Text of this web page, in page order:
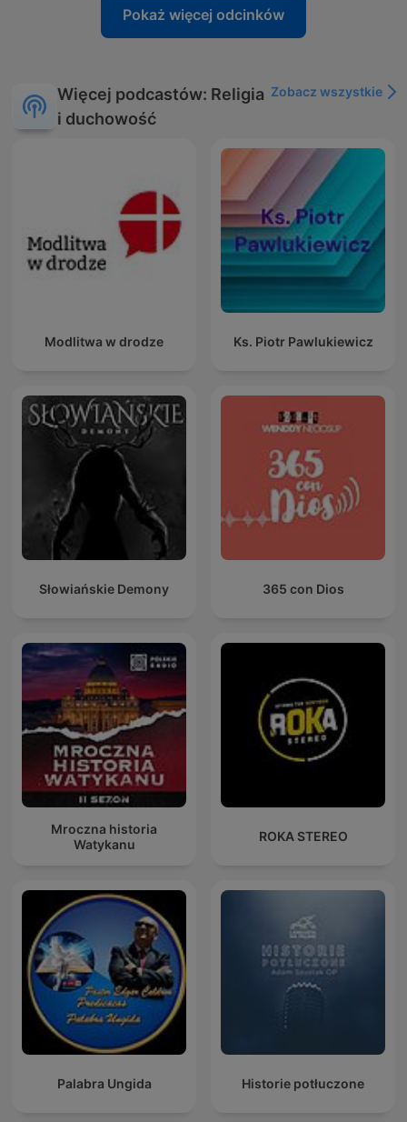
Pokaż więcej odcinków
Więcej podcastów: Religia
i duchowość
Zobacz wszystkie
Modlitwa w drodze Ks. Piotr Pawlukiewicz
Słowiańskie Demony 365 con Dios
Mroczna historia
Watykanu
ROKA STEREO
Palabra Ungida Historie potłuczone